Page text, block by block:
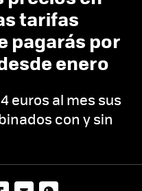
tarifas
pagarás por
enero
euros al mes sus
con y sin